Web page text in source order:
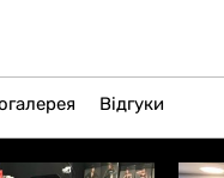
Відгуки